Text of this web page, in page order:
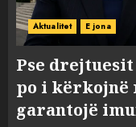
Aktualitet E jona
Pse drejtuesit
po i kërkojnë
garantojë